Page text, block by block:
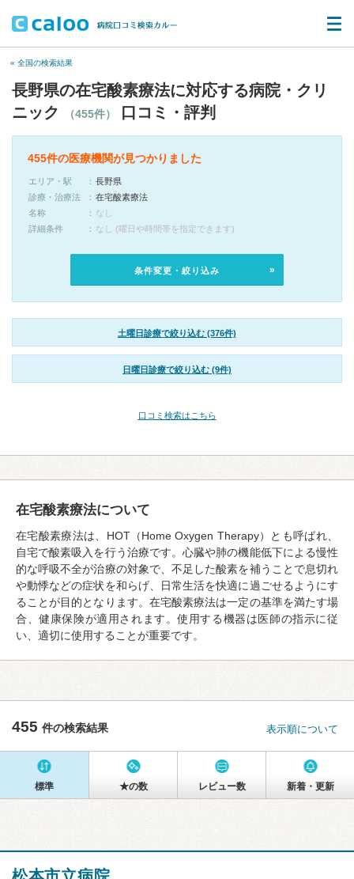
« 全国の検索結果
長野県の在宅酸素療法に対応する病院・クリ
ニック
（455件） 口コミ・評判
455件の医療機関が見つかりました
エリア・駅
長野県
診療・治療法
在宅酸素療法
名称
なし
詳細条件
なし (曜日や時間帯を指定できます)
条件変更・絞り込み
土曜日診療で絞り込む (376件)
日曜日診療で絞り込む (9件)
口コミ検索はこちら
在宅酸素療法について
在宅酸素療法は、HOT（Home Oxygen Therapy）とも呼ばれ、
自宅で酸素吸入を行う治療です。心臓や肺の機能低下による慢性
的な呼吸不全が治療の対象で、不足した酸素を補うことで息切れ
や動悸などの症状を和らげ、日常生活を快適に過ごせるようにす
ることが目的となります。在宅酸素療法は一定の基準を満たす場
合、健康保険が適用されます。使用する機器は医師の指示に従
い、適切に使用することが重要です。
455 件の検索結果 表示順について
標準 ★の数 レビュー数 新着・更新